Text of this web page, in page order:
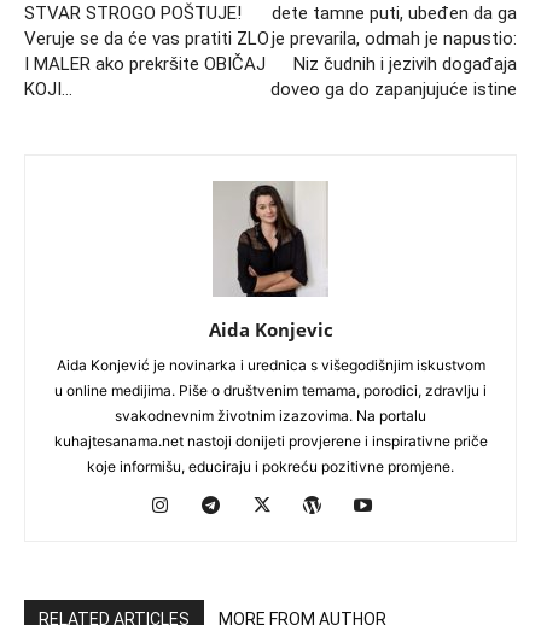
STVAR STROGO POŠTUJE!
Veruje se da će vas pratiti ZLO
I MALER ako prekršite OBIČAJ
KOJI…
dete tamne puti, ubeđen da ga
je prevarila, odmah je napustio:
Niz čudnih i jezivih događaja
doveo ga do zapanjujuće istine
Aida Konjevic
Aida Konjević je novinarka i urednica s višegodišnjim iskustvom
u online medijima. Piše o društvenim temama, porodici, zdravlju i
svakodnevnim životnim izazovima. Na portalu
kuhajtesanama.net nastoji donijeti provjerene i inspirativne priče
koje informišu, educiraju i pokreću pozitivne promjene.
RELATED ARTICLES MORE FROM AUTHOR